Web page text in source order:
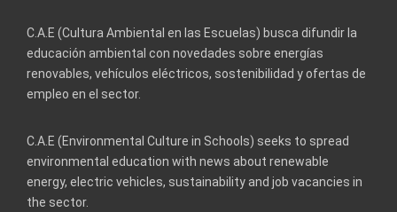
C.A.E (Cultura Ambiental en las Escuelas) busca difundir la
educación ambiental con novedades sobre energías
renovables, vehículos eléctricos, sostenibilidad y ofertas de
empleo en el sector.
C.A.E (Environmental Culture in Schools) seeks to spread
environmental education with news about renewable
energy, electric vehicles, sustainability and job vacancies in
the sector.